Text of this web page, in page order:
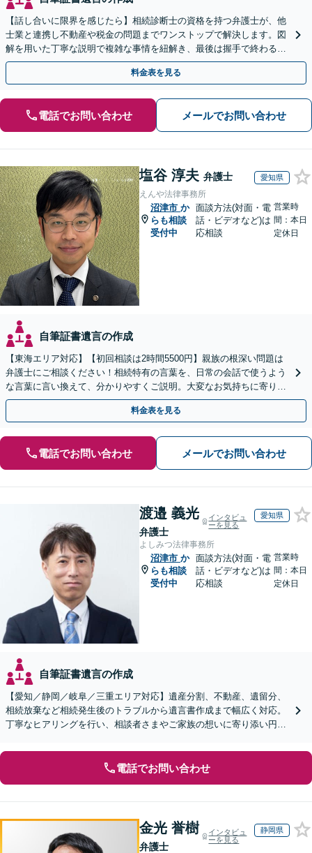
【話し合いに限界を感じたら】相続診断士の資格を持つ弁護士が、他
士業と連携し不動産や税金の問題までワンストップで解決します。図
解を用いた丁寧な説明で複雑な事情を紐解き、最後は握手で終わる円
満な解決へ導きます。【東海エリア・神奈川県対応】
料金表を見る
電話でお問い合わせ メールでお問い合わせ
塩谷 淳夫 弁護士 愛知県
えんや法律事務所
沼津市 か
らも相談
受付中
面談方法(対面・電
話・ビデオなど)は
応相談
営業時
間：本日
定休日
自筆証書遺言の作成
【東海エリア対応】【初回相談は2時間5500円】親族の根深い問題は
弁護士にご相談ください！相続特有の言葉を、日常の会話で使うよう
な言葉に言い換えて、分かりやすくご説明。大変なお気持ちに寄り添
い、納得できる解決を目指します
料金表を見る
電話でお問い合わせ メールでお問い合わせ
渡邉 義光
弁護士
インタビュ
ーを見る
愛知県
よしみつ法律事務所
沼津市 か
らも相談
受付中
面談方法(対面・電
話・ビデオなど)は
応相談
営業時
間：本日
定休日
自筆証書遺言の作成
【愛知／静岡／岐阜／三重エリア対応】遺産分割、不動産、遺留分、
相続放棄など相続発生後のトラブルから遺言書作成まで幅広く対応。
丁寧なヒアリングを行い、相談者さまやご家族の想いに寄り添い円滑
電話でお問い合わせ
金光 誉樹
弁護士
インタビュ
ーを見る
静岡県